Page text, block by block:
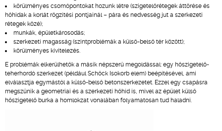
körülményes csomópontokat hozunk létre (szigetelőrétegek áttörése és
hőhidak a korlát rögzítési pontjainál – pára és nedvesség jut a szerkezeti
rétegek közé);
munkák, épületkárosodás;
szerkezeti magasság (szintproblémák a külső-belső tér között);
körülményes kivitelezés.
E problémák elkerülhetők a másik népszerű megoldással: egy hőszigetelő-
teherhordó szerkezet (például Schöck Isokorb elem) beépítésével, ami
elválasztja egymástól a külső-belső betonszerkezetet. Ezzel egy csapásra
megszűnik a geometriai és a szerkezeti hőhíd is, mivel az épület külső
hőszigetelő burka a homlokzat vonalában folyamatosan tud haladni.